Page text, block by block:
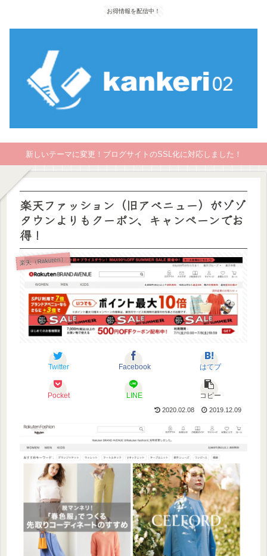
お得情報を配信中！
新しいテーマに変更！ブログサイトのSSL化に対応しました！
楽天ファッション（旧アベニュー）がゾゾ
タウンよりもクーポン、キャンペーンでお
得！
楽天（Rakuten）
Twitter Facebook はてブ
Pocket LINE コピー
2020.02.08 2019.12.09